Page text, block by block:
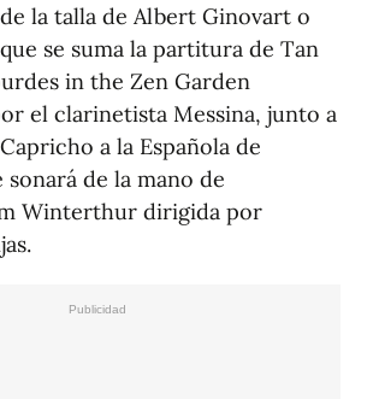
la talla de Albert Ginovart o
que se suma la partitura de Tan
in the Zen Garden
el clarinetista Messina, junto a
a la Española de
de la mano de
Winterthur dirigida por